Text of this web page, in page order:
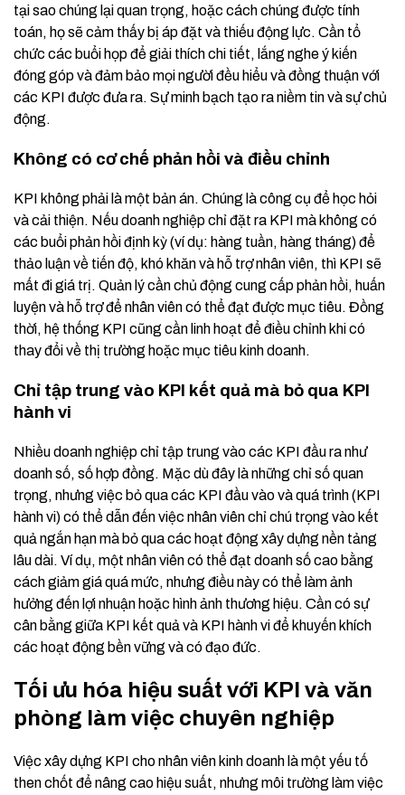
tại sao chúng lại quan trọng, hoặc cách chúng được tính
toán, họ sẽ cảm thấy bị áp đặt và thiếu động lực. Cần tổ
chức các buổi họp để giải thích chi tiết, lắng nghe ý kiến
đóng góp và đảm bảo mọi người đều hiểu và đồng thuận với
các KPI được đưa ra. Sự minh bạch tạo ra niềm tin và sự chủ
động.
Không có cơ chế phản hồi và điều chỉnh
KPI không phải là một bản án. Chúng là công cụ để học hỏi
và cải thiện. Nếu doanh nghiệp chỉ đặt ra KPI mà không có
các buổi phản hồi định kỳ (ví dụ: hàng tuần, hàng tháng) để
thảo luận về tiến độ, khó khăn và hỗ trợ nhân viên, thì KPI sẽ
mất đi giá trị. Quản lý cần chủ động cung cấp phản hồi, huấn
luyện và hỗ trợ để nhân viên có thể đạt được mục tiêu. Đồng
thời, hệ thống KPI cũng cần linh hoạt để điều chỉnh khi có
thay đổi về thị trường hoặc mục tiêu kinh doanh.
Chỉ tập trung vào KPI kết quả mà bỏ qua KPI
hành vi
Nhiều doanh nghiệp chỉ tập trung vào các KPI đầu ra như
doanh số, số hợp đồng. Mặc dù đây là những chỉ số quan
trọng, nhưng việc bỏ qua các KPI đầu vào và quá trình (KPI
hành vi) có thể dẫn đến việc nhân viên chỉ chú trọng vào kết
quả ngắn hạn mà bỏ qua các hoạt động xây dựng nền tảng
lâu dài. Ví dụ, một nhân viên có thể đạt doanh số cao bằng
cách giảm giá quá mức, nhưng điều này có thể làm ảnh
hưởng đến lợi nhuận hoặc hình ảnh thương hiệu. Cần có sự
cân bằng giữa KPI kết quả và KPI hành vi để khuyến khích
các hoạt động bền vững và có đạo đức.
Tối ưu hóa hiệu suất với KPI và văn
phòng làm việc chuyên nghiệp
Việc xây dựng KPI cho nhân viên kinh doanh là một yếu tố
then chốt để nâng cao hiệu suất, nhưng môi trường làm việc